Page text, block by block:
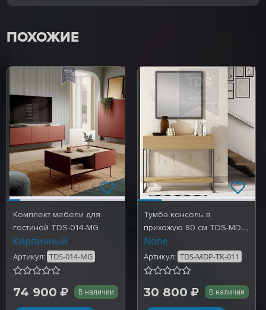
ПОХОЖИЕ
Комплект мебели для
гостиной TDS-014-MG
Кирпичный
Артикул: TDS-014-MG
74 900 В наличии
Тумба консоль в
прихожую 80 см TDS-MDP-
TK-011
None
Артикул: TDS-MDP-TK-011
30 800 В наличии